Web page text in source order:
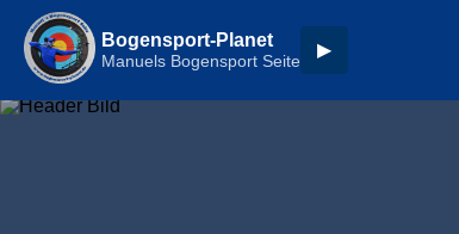
Bogensport-Planet
Manuels Bogensport Seite
▶